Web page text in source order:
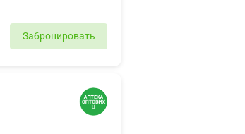
Забронировать